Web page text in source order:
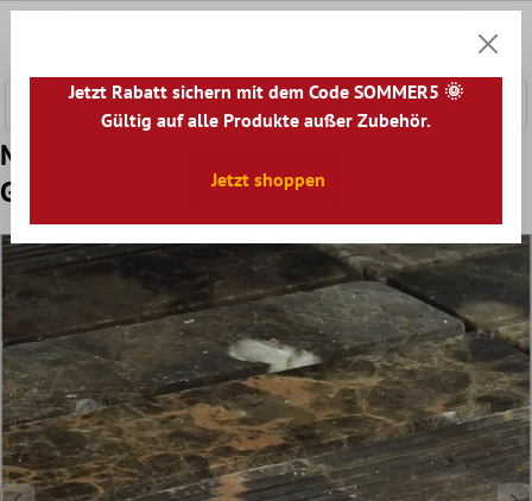
Muster von Mosaikfliesen Marmor Brick
Gefräst Poliert Braun
Jetzt Rabatt sichern mit dem Code SOMMER5 🌞
Gültig auf alle Produkte außer Zubehör.
Jetzt shoppen